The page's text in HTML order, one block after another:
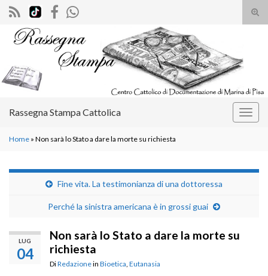
il
Search for:
Rassegna Stampa Cattolica
Home » Non sarà lo Stato a dare la morte su richiesta
Fine vita. La testimonianza di una dottoressa
Perché la sinistra americana è in grossi guai
LUG
04
Non sarà lo Stato a dare la morte su
richiesta
DiRedazionein Bioetica Eutanasia